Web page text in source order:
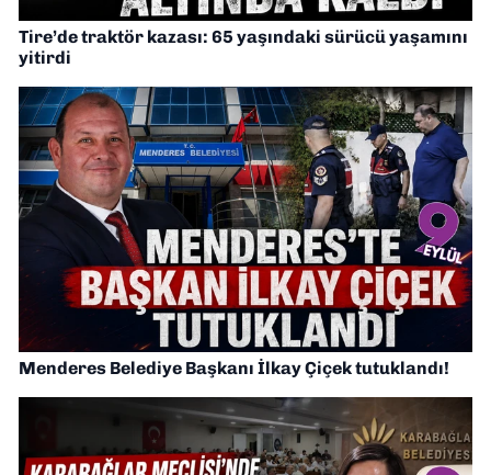
Tire’de traktör kazası: 65 yaşındaki sürücü yaşamını
yitirdi
Menderes Belediye Başkanı İlkay Çiçek tutuklandı!